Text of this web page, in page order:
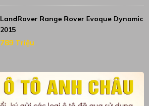
LandRover Range Rover Evoque Dynamic
2015
789 Triệu